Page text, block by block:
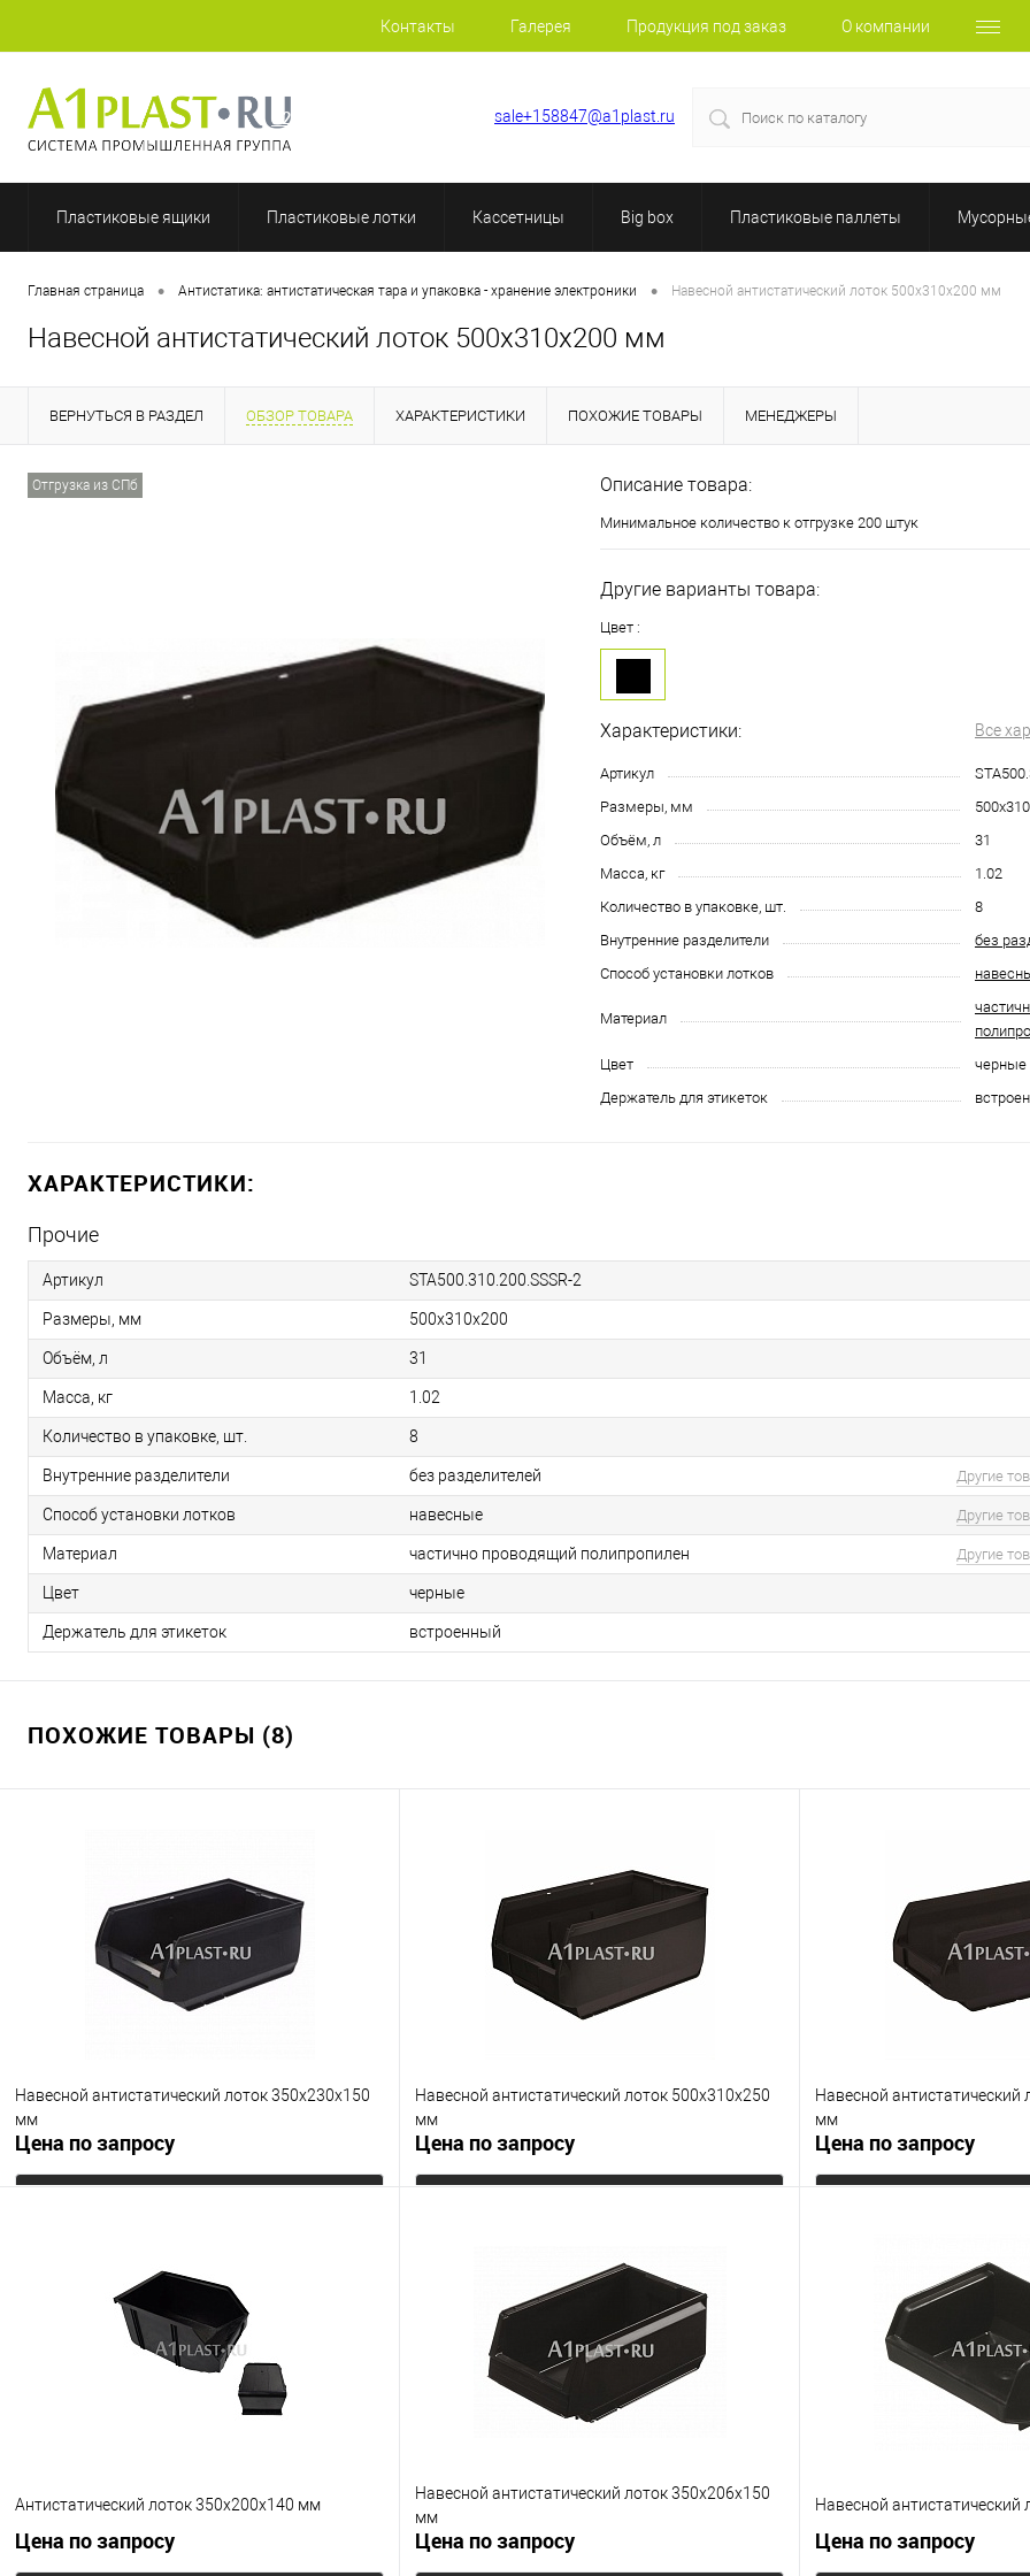
Контакты Галерея Продукция под заказ О компании
+7 (812) 507-69-52 sale+158847@a1plast.ru
Пластиковые ящики Пластиковые лотки Кассетницы Big box Пластиковые паллеты
Главная страница • Антистатика: антистатическая тара и упаковка - хранение электроники • Навесной антистатический лоток 500х310х200 мм
Навесной антистатический лоток 500х310х200 мм
ВЕРНУТЬСЯ В РАЗДЕЛ ОБЗОР ТОВАРА ХАРАКТЕРИСТИКИ ПОХОЖИЕ ТОВАРЫ МЕНЕДЖЕРЫ
Отгрузка из СПб Описание товара:
Минимальное количество к отгрузке 200 штук
Другие варианты товара:
Цвет :
Характеристики: Все
Артикул
Размеры, мм
Объём, л
31
Масса, кг
1.02
Количество в упаковке, шт.
8
Внутренние разделители
без
Способ установки лотков
Материал
Цвет
черные
Держатель для этикеток
ХАРАКТЕРИСТИКИ:
Прочие
Артикул STA500.310.200.SSSR-2
Размеры, мм 500х310х200
Объём, л 31
Масса, кг 1.02
Количество в упаковке, шт. 8
Внутренние разделители без разделителей Другие
Способ установки лотков навесные Другие
Материал частично проводящий полипропилен Другие
Цвет черные
Держатель для этикеток встроенный
ПОХОЖИЕ ТОВАРЫ (8)
Навесной антистатический лоток 350х230х150
мм
Цена по запросу
В избранное
Под заказ
Навесной антистатический лоток 500х310х250
мм
Цена по запросу
К сравнению
В избранное
Под заказ
Навесной антистатический
мм
Цена по запросу
В избранное
Антистатический лоток 350х200х140 мм
Цена по запросу
Навесной антистатический лоток 350х206х150
мм
Цена по запросу
Навесной
Цена по запросу